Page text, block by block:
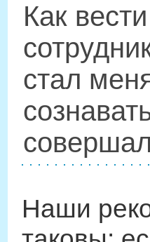
Как
стал
Наши